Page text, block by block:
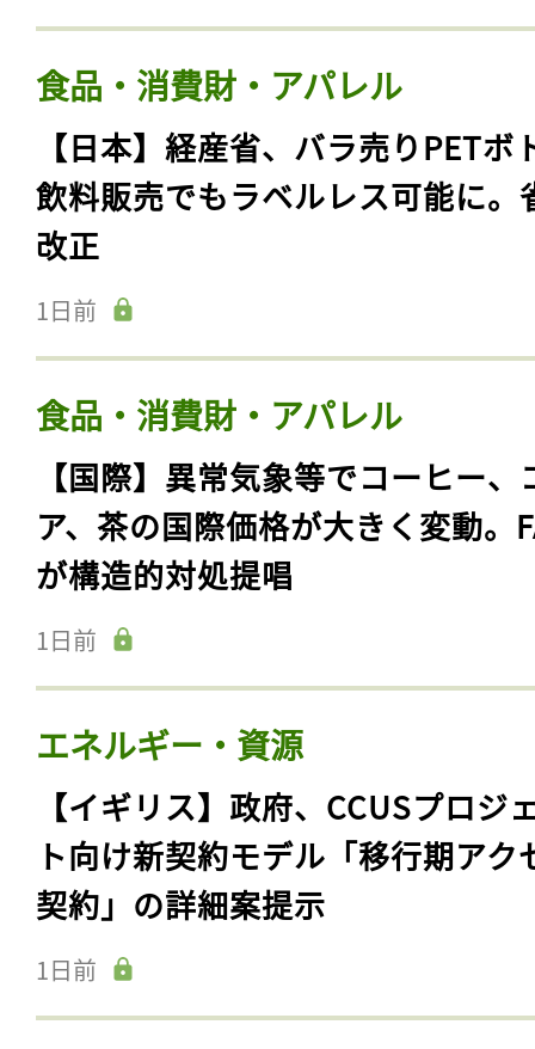
食品・消費財・アパレル
【日本】経産省、バラ売りPETボ
飲料販売でもラベルレス可能に。
改正
1日前
食品・消費財・アパレル
【国際】異常気象等でコーヒー、
ア、茶の国際価格が大きく変動。
が構造的対処提唱
1日前
エネルギー・資源
【イギリス】政府、CCUSプロジ
ト向け新契約モデル「移行期アク
契約」の詳細案提示
1日前